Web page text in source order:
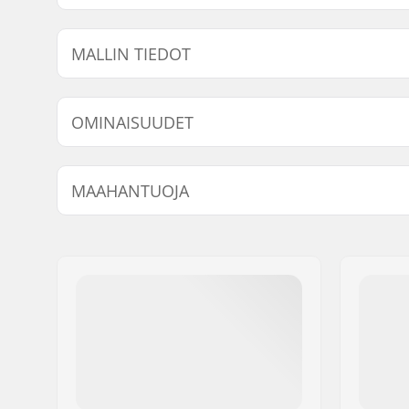
MALLIN TIEDOT
7.638"
OMINAISUUDET
Kpl per paketti:
1
Trukkityyppi:
hangeri
MAAHANTUOJA